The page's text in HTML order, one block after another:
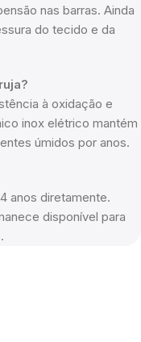
nas barras. Ainda
do tecido e da
à oxidação e
inox elétrico mantém
úmidos por anos.
anos diretamente.
disponível para